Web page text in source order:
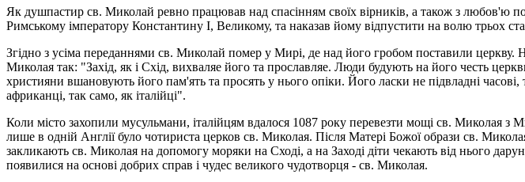
Як душпастир св. Миколай ревно працював над спасінням своїх вірників, а також з любов'ю
Римському імператору Константину І, Великому, та наказав йому відпустити на волю трьох
Згідно з усіма переданнями св. Миколай помер у Мирі, де над його гробом поставили церкву.
Миколая так: "Захід, як і Схід, вихваляе його та прославляе. Люди будують на його честь
християни вшановують його пам'ять та просять у нього опіки. Його ласки не підвладні
африканці, так само, як італійці".
Коли місто захопили мусульмани, італійцям вдалося 1087 року перевезти мощі св. Миколая
лише в одній Англії було чотириста церков св. Миколая. Після Матері Божої образи св.
закликають св. Миколая на допомогу моряки на Сході, а на Заході діти чекають від нього
появилися на основі добрих справ і чудес великого чудотворця - св. Миколая.